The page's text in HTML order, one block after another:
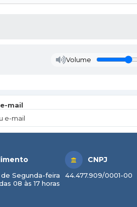
Volume
mail
Segunda-feira
08 às 17 horas
CNPJ
44.477.909/0001-00